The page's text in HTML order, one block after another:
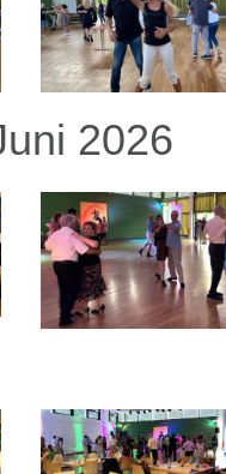
2026